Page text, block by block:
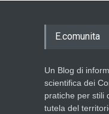
E.comunita
Un Blog di
scientifica dei
pratiche per stili
tutela del